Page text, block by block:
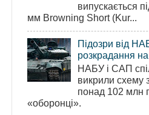
випускається
мм Browning Short (Kur...
Підозри від
розкрадання на
НАБУ і САП
викрили схему
понад 102 млн
«оборонці».